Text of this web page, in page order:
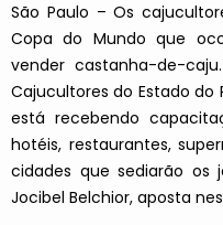
São Paulo – Os
Copa do Mundo que
vender castanha-de-
Cajucultores do Estado
está recebendo
hotéis, restaurantes,
cidades que sediarão os
Jocibel Belchior, aposta